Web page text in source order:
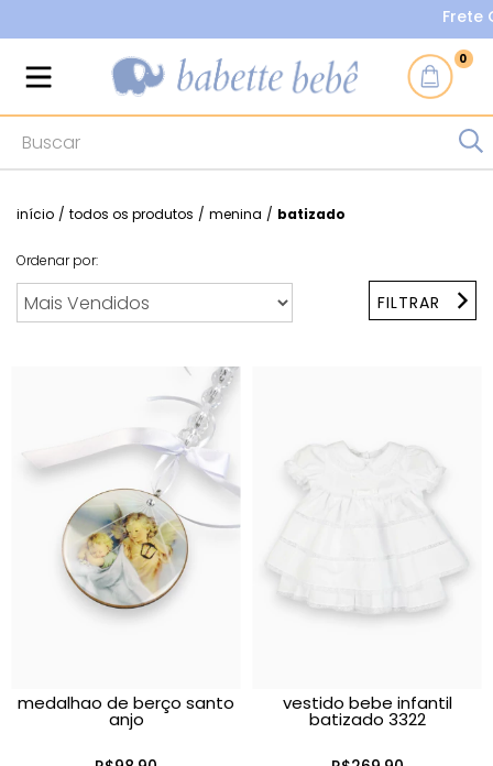
Frete
0
início / todos os produtos / menina / batizado
Ordenar por:
FILTRAR
medalhao de berço santo
anjo
vestido bebe infantil
batizado 3322